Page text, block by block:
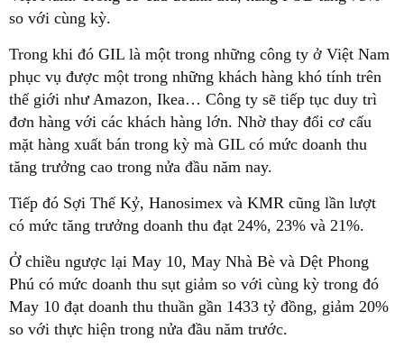
so với cùng kỳ.
Trong khi đó GIL là một trong những công ty ở Việt Nam
phục vụ được một trong những khách hàng khó tính trên
thế giới như Amazon, Ikea… Công ty sẽ tiếp tục duy trì
đơn hàng với các khách hàng lớn. Nhờ thay đổi cơ cấu
mặt hàng xuất bán trong kỳ mà GIL có mức doanh thu
tăng trưởng cao trong nửa đầu năm nay.
Tiếp đó Sợi Thế Kỷ, Hanosimex và KMR cũng lần lượt
có mức tăng trưởng doanh thu đạt 24%, 23% và 21%.
Ở chiều ngược lại May 10, May Nhà Bè và Dệt Phong
Phú có mức doanh thu sụt giảm so với cùng kỳ trong đó
May 10 đạt doanh thu thuần gần 1433 tỷ đồng, giảm 20%
so với thực hiện trong nửa đầu năm trước.